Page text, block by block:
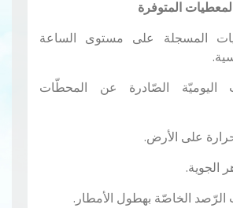
المتوفرة
المسجلة على مستوى الساعة
اليوميّة الصّادرة عن المحطّات
على الأرض.
الجوية.
الخاصّة بهطول الأمطار.